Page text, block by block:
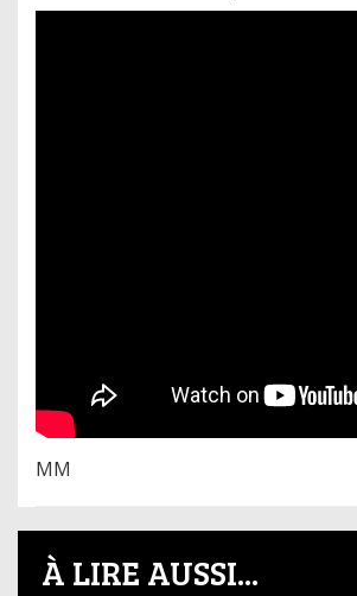
MM
À LIRE AUSSI...